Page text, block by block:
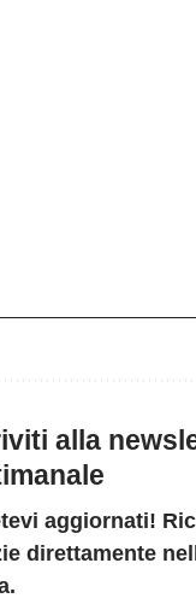
alla
aggiornati!
direttamente